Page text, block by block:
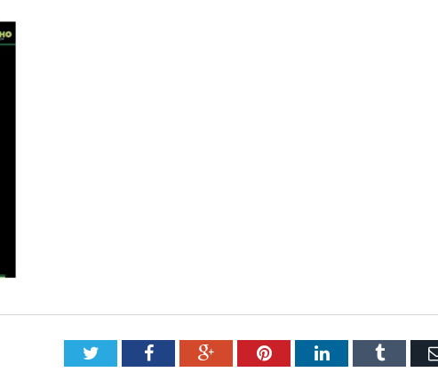
TwitterFacebookGoogle+PinterestLinkedInTumblr